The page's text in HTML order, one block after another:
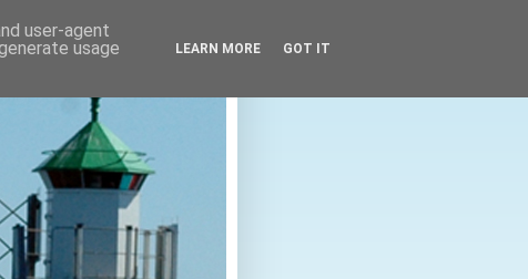
user-agent
usage
LEARN MORE GOT IT